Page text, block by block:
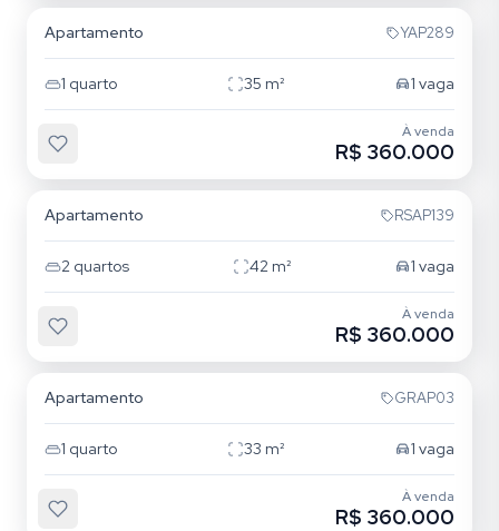
Apartamento YAP289
1 quarto 35 m² 1 vaga
À venda
R$ 360.000
Apartamento RSAP139
2 quartos 42 m² 1 vaga
À venda
R$ 360.000
Apartamento GRAP03
1 quarto 33 m² 1 vaga
À venda
R$ 360.000